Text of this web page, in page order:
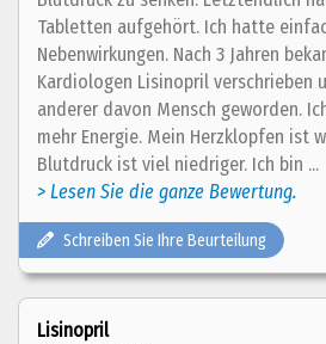
Tabletten aufgehört. Ich hatte
Nebenwirkungen. Nach 3 Jahren
Kardiologen Lisinopril verschrieben
anderer davon Mensch geworden.
mehr Energie. Mein Herzklopfen ist
Blutdruck ist viel niedriger. Ich bin ...
> Lesen Sie die ganze Bewertung.
Schreiben Sie Ihre Beurteilung
Lisinopril